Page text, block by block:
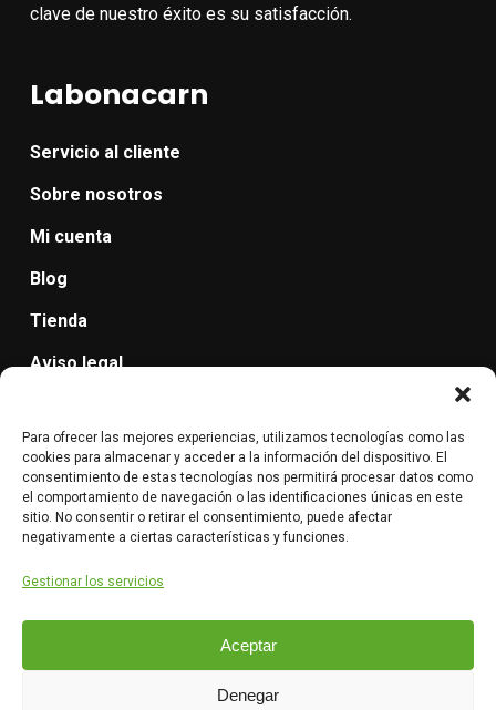
Para ofrecer las mejores experiencias, utilizamos tecnologías como las
cookies para almacenar y acceder a la información del dispositivo. El
consentimiento de estas tecnologías nos permitirá procesar datos como
el comportamiento de navegación o las identificaciones únicas en este
sitio. No consentir o retirar el consentimiento, puede afectar
negativamente a ciertas características y funciones.
Gestionar los servicios
Aceptar
Denegar
clave de nuestro éxito es su satisfacción.
Labonacarn
Servicio al cliente
Sobre nosotros
Mi cuenta
Blog
Tienda
Aviso legal
Cancelación de pedidos, devolución y reembolso.
Condiciones de Envío: método de entrega, plazos,
costes.
© 2026 labonacarn.com.